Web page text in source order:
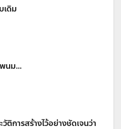
ดิม
พนม…
ติการสร้างไว้อย่างชัดเจนว่า